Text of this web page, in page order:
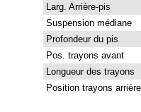
Larg. Arrière-pis
Suspension médiane
Profondeur du pis
Pos. trayons avant
Longueur des trayons
Position trayons arrière